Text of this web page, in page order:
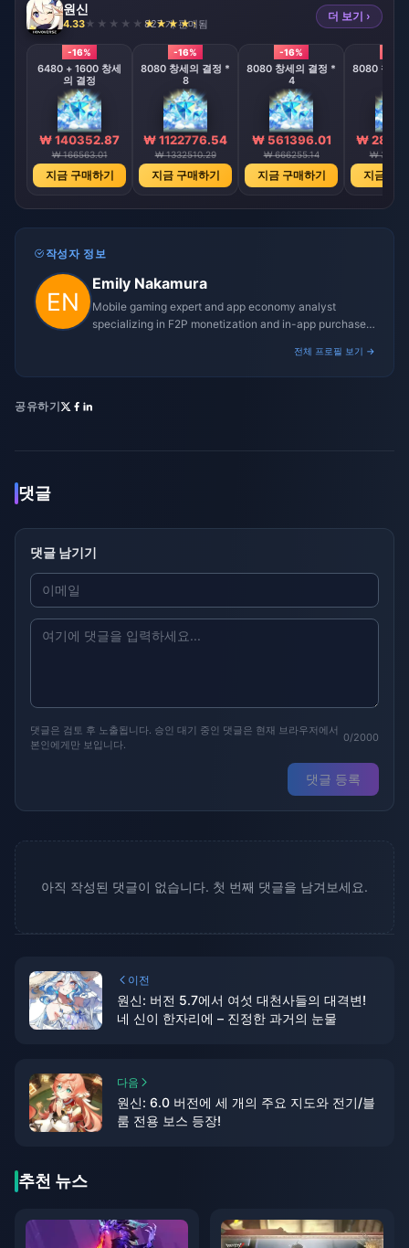
원신
4.33 827 개 판매됨
더 보기 ›
-16%
6480 + 1600 창세
의 결정
₩ 140352.87
₩ 166563.01
지금 구매하기
-16%
8080 창세의 결정 *
8
₩ 1122776.54
₩ 1332510.29
지금 구매하기
-16%
8080 창세의 결정 *
4
₩ 561396.01
₩ 666255.14
지금 구매하기
8080 창세
₩
₩
지금 구
작성자 정보
Emily Nakamura
Mobile gaming expert and app economy analyst
specializing in F2P monetization and in-app purchase
전체 프로필 보기 →
공유하기
댓글
댓글 남기기
댓글은 검토 후 노출됩니다. 승인 대기 중인 댓글은 현재 브라우저에서
본인에게만 보입니다.
0/2000
댓글 등록
아직 작성된 댓글이 없습니다. 첫 번째 댓글을 남겨보세요.
이전
원신: 버전 5.7에서 여섯 대천사들의 대격변!
네 신이 한자리에 – 진정한 과거의 눈물
다음
원신: 6.0 버전에 세 개의 주요 지도와 전기/블
룸 전용 보스 등장!
추천 뉴스